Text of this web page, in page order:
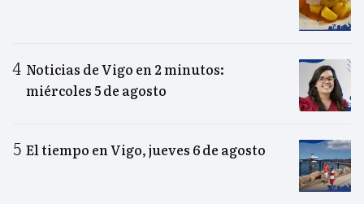
Noticias de Vigo en 2 minutos:
miércoles 5 de agosto
El tiempo en Vigo, jueves 6 de agosto